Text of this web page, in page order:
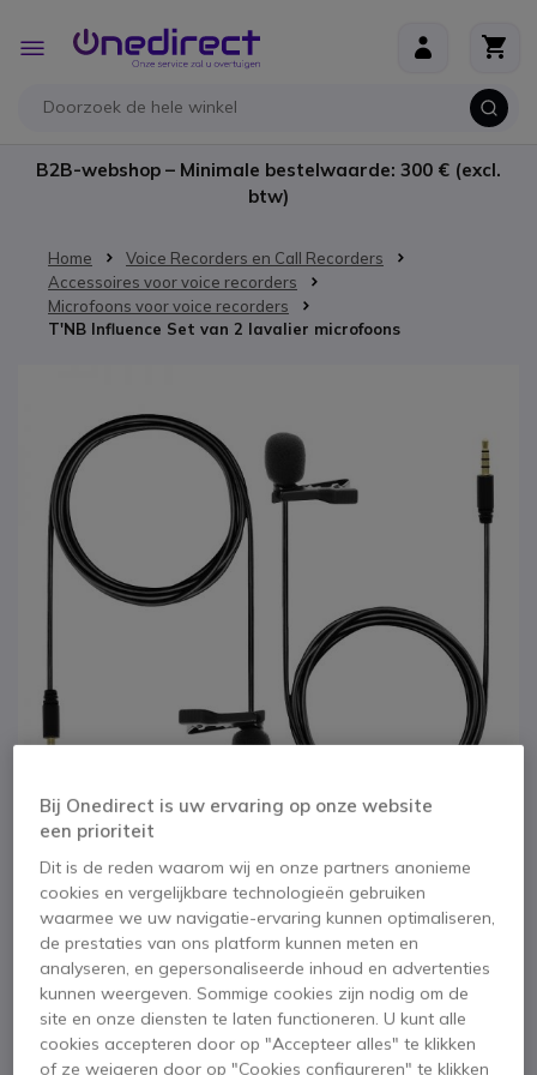
Toggle
Nav
B2B-webshop – Minimale bestelwaarde: 300 € (excl.
btw)
Home
Voice Recorders en Call Recorders
Accessoires voor voice recorders
Microfoons voor voice recorders
T'NB Influence Set van 2 lavalier microfoons
T'NB Influence Set
van 2 lavalier
microfoons
Ga naar het begin van de afbeeldingen-gallerij
Bij Onedirect is uw ervaring op onze website
een prioriteit
Dit is de reden waarom wij en onze partners anonieme
cookies en vergelijkbare technologieën gebruiken
waarmee we uw navigatie-ervaring kunnen optimaliseren,
de prestaties van ons platform kunnen meten en
analyseren, en gepersonaliseerde inhoud en advertenties
kunnen weergeven. Sommige cookies zijn nodig om de
site en onze diensten te laten functioneren. U kunt alle
cookies accepteren door op "Accepteer alles" te klikken
of ze weigeren door op "Cookies configureren" te klikken